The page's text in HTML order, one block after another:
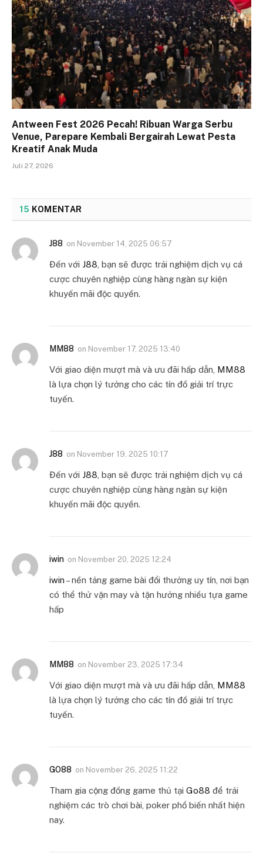
Antween Fest 2026 Pecah! Ribuan Warga Serbu
Venue, Parepare Kembali Bergairah Lewat Pesta
Kreatif Anak Muda
Juli 27, 2026
15 KOMENTAR
J88 on November 14, 2025 06:57
Đến với J88 , bạn sẽ được trải nghiệm dịch vụ cá
cược chuyên nghiệp cùng hàng ngàn sự kiện
khuyến mãi độc quyền.
MM88 on November 17, 2025 13:40
Với giao diện mượt mà và ưu đãi hấp dẫn, MM88
là lựa chọn lý tưởng cho các tín đồ giải trí trực
tuyến.
J88 on November 19, 2025 10:17
Đến với J88 , bạn sẽ được trải nghiệm dịch vụ cá
cược chuyên nghiệp cùng hàng ngàn sự kiện
khuyến mãi độc quyền.
iwin on November 20, 2025 12:24
iwin – nền tảng game bài đổi thưởng uy tín, nơi bạn
có thể thử vận may và tận hưởng nhiều tựa game
hấp
MM88 on November 23, 2025 17:34
Với giao diện mượt mà và ưu đãi hấp dẫn, MM88
là lựa chọn lý tưởng cho các tín đồ giải trí trực
tuyến.
GO88 on November 26, 2025 11:22
Tham gia cộng đồng game thủ tại Go88 để trải
nghiệm các trò chơi bài, poker phổ biến nhất hiện
nay.